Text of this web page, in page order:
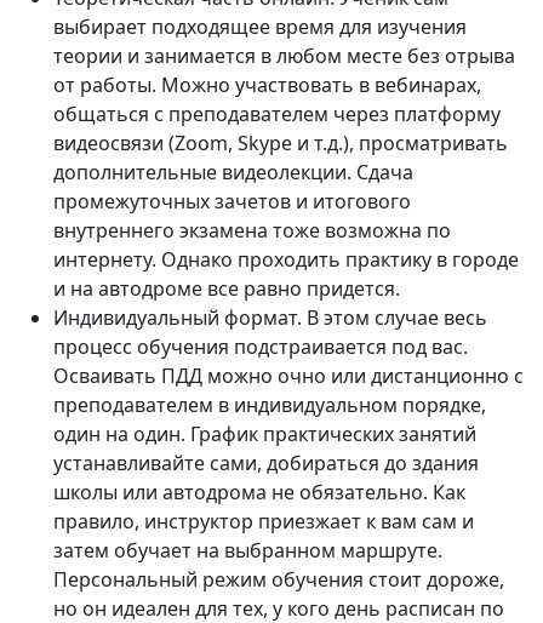
выбирает подходящее время для изучения
теории и занимается в любом месте без отрыва
от работы. Можно участвовать в вебинарах,
общаться с преподавателем через платформу
видеосвязи (Zoom, Skype и т.д.), просматривать
дополнительные видеолекции. Сдача
промежуточных зачетов и итогового
внутреннего экзамена тоже возможна по
интернету. Однако проходить практику в городе
и на автодроме все равно придется.
Индивидуальный формат. В этом случае весь
процесс обучения подстраивается под вас.
Осваивать ПДД можно очно или дистанционно с
преподавателем в индивидуальном порядке,
один на один. График практических занятий
устанавливайте сами, добираться до здания
школы или автодрома не обязательно. Как
правило, инструктор приезжает к вам сам и
затем обучает на выбранном маршруте.
Персональный режим обучения стоит дороже,
но он идеален для тех, у кого день расписан по